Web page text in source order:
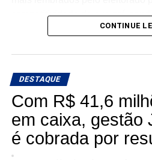
competitividade de sua pré-
a Assembleia Legislativa. Para o
política construída ao longo de
estímulo para intensificar o
durante a caminhada rumo ao
“Recebo esse resultado
principalmente, como
trabalhando. Pesquisa é
CONTINUE
DESTAQUE
Com R$ 41,6
em caixa, gestão
é cobrada por